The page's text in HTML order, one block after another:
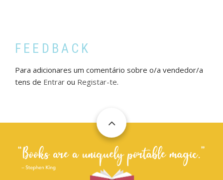
FEEDBACK
Para adicionares um comentário sobre o/a vendedor/a
tens de Entrar ou Registar-te.